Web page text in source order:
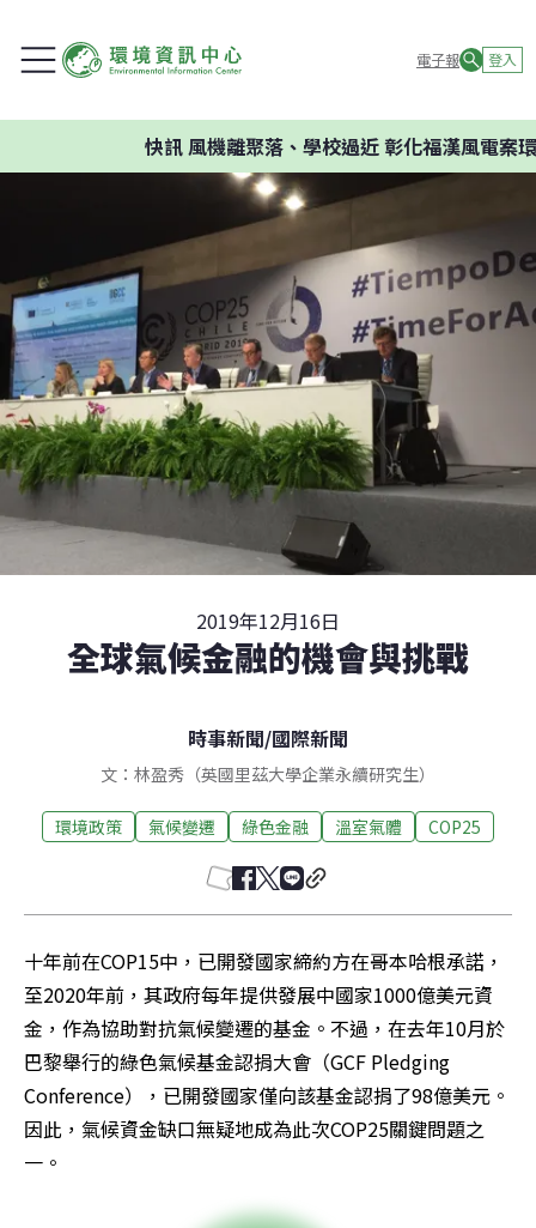
電子報 登入
快訊風機離聚落、學校過近 彰化福漢風電案環委
2019年12月16日
全球氣候金融的機會與挑戰
時事新聞/國際新聞
文：林盈秀（英國里茲大學企業永續研究生）
環境政策 氣候變遷 綠色金融 溫室氣體 COP25
十年前在COP15中，已開發國家締約方在哥本哈根承諾，
至2020年前，其政府每年提供發展中國家1000億美元資
金，作為協助對抗氣候變遷的基金。不過，在去年10月於
巴黎舉行的綠色氣候基金認捐大會（GCF Pledging
Conference），已開發國家僅向該基金認捐了98億美元。
因此，氣候資金缺口無疑地成為此次COP25關鍵問題之
一。